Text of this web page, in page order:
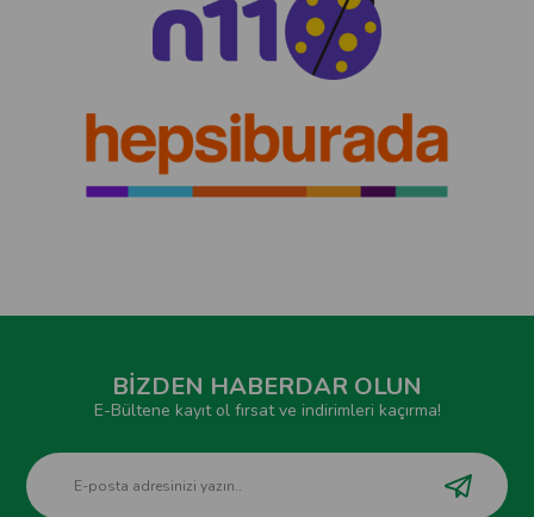
BİZDEN HABERDAR OLUN
E-Bültene kayıt ol fırsat ve indirimleri kaçırma!